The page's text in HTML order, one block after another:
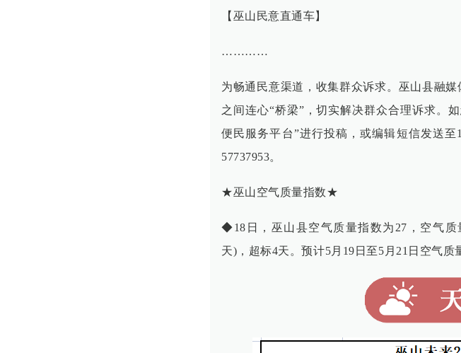
【巫山民意直通车】
…………
为畅通民意渠道，收集群众诉求。巫山县融
之间连心“桥梁”，切实解决群众合理诉求。
便民服务平台”进行投稿，或编辑短信发送
57737953。
★巫山空气质量指数★
◆18日，巫山县空气质量指数为27，空气质
天)，超标4天。预计5月19日至5月21日空气质